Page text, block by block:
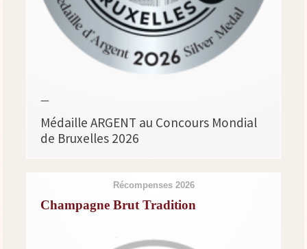
—
Médaille ARGENT au Concours Mondial
de Bruxelles 2026
Récompenses 2026
Champagne Brut Tradition